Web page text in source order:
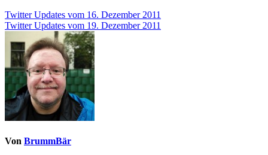
Beitragsnavigation
Twitter Updates vom 16. Dezember 2011
Twitter Updates vom 19. Dezember 2011
Von BrummBär